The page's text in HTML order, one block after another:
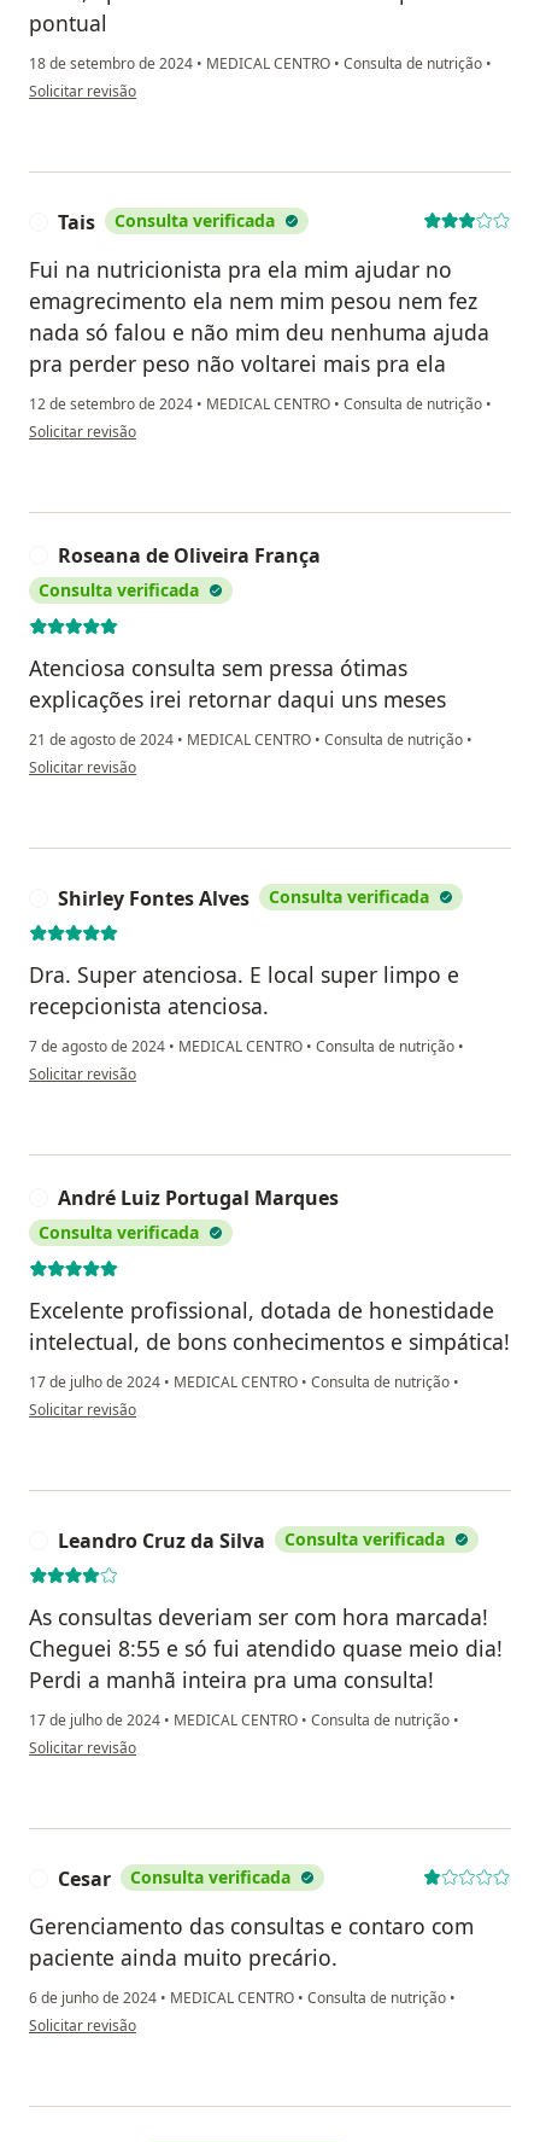
pontual
18 de setembro de 2024 • MEDICAL CENTRO • Consulta de nutrição •
na opinião do utilizador Antônio Carlos
Solicitar revisão
Tais Consulta verificada
Fui na nutricionista pra ela mim ajudar no
emagrecimento ela nem mim pesou nem fez
nada só falou e não mim deu nenhuma ajuda
pra perder peso não voltarei mais pra ela
12 de setembro de 2024 • MEDICAL CENTRO • Consulta de nutrição •
na opinião do utilizador Tais
Solicitar revisão
Roseana de Oliveira França
Consulta verificada
Atenciosa consulta sem pressa ótimas
explicações irei retornar daqui uns meses
21 de agosto de 2024 • MEDICAL CENTRO • Consulta de nutrição •
na opinião do utilizador Roseana de Oliveira França
Solicitar revisão
Shirley Fontes Alves Consulta verificada
Dra. Super atenciosa. E local super limpo e
recepcionista atenciosa.
7 de agosto de 2024 • MEDICAL CENTRO • Consulta de nutrição •
na opinião do utilizador Shirley Fontes Alves
Solicitar revisão
André Luiz Portugal Marques
Consulta verificada
Excelente profissional, dotada de honestidade
intelectual, de bons conhecimentos e simpática!
17 de julho de 2024 • MEDICAL CENTRO • Consulta de nutrição •
na opinião do utilizador André Luiz Portugal Marques
Solicitar revisão
Leandro Cruz da Silva Consulta verificada
As consultas deveriam ser com hora marcada!
Cheguei 8:55 e só fui atendido quase meio dia!
Perdi a manhã inteira pra uma consulta!
17 de julho de 2024 • MEDICAL CENTRO • Consulta de nutrição •
na opinião do utilizador Leandro Cruz da Silva
Solicitar revisão
Cesar Consulta verificada
Gerenciamento das consultas e contaro com
paciente ainda muito precário.
6 de junho de 2024 • MEDICAL CENTRO • Consulta de nutrição •
na opinião do utilizador Cesar
Solicitar revisão